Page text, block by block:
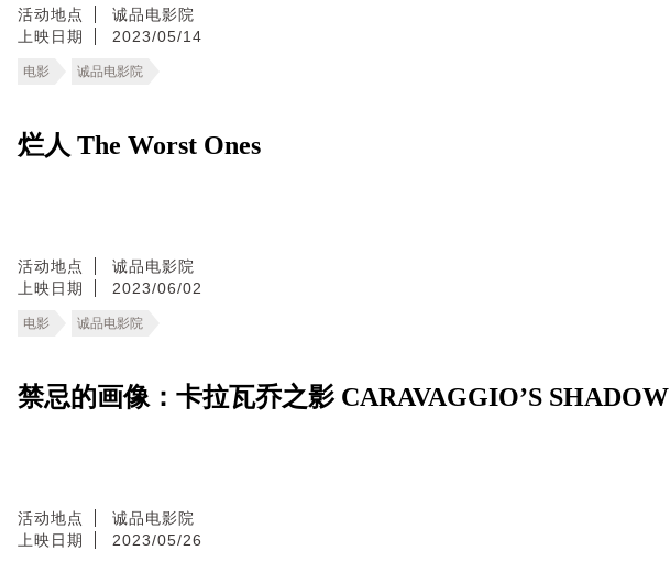
活动地点
诚品电影院
上映日期
2023/05/14
电影 诚品电影院
烂人 The Worst Ones
活动地点
诚品电影院
上映日期
2023/06/02
电影 诚品电影院
禁忌的画像：卡拉瓦乔之影 CARAVAGGIO’S SHADOW
活动地点
诚品电影院
上映日期
2023/05/26